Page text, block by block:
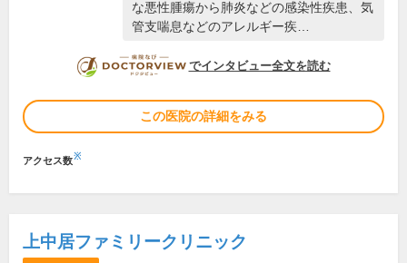
な悪性腫瘍から肺炎などの感染性疾患、気
管支喘息などのアレルギー疾…
DOCTORVIEW
でインタビュー全文を読む
この医院の詳細をみる
アクセス数※
上中居ファミリークリニック